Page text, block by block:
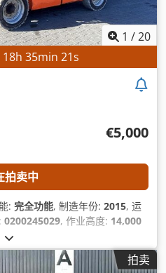
1 /20
18h 35min 19s
€5,000
卖中
: 完全功能, 制造年份: 2015, 运
0200245029, 作业高度: 14,000
拍卖